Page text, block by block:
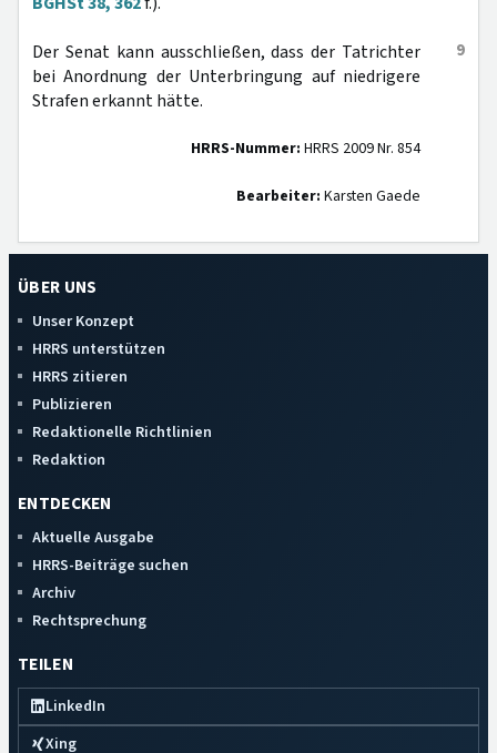
9
Der Senat kann ausschließen, dass der Tatrichter
bei Anordnung der Unterbringung auf niedrigere
Strafen erkannt hätte.
HRRS-Nummer: HRRS 2009 Nr. 854
Bearbeiter: Karsten Gaede
ÜBER UNS
Unser Konzept
HRRS unterstützen
HRRS zitieren
Publizieren
Redaktionelle Richtlinien
Redaktion
ENTDECKEN
Aktuelle Ausgabe
HRRS-Beiträge suchen
Archiv
Rechtsprechung
TEILEN
LinkedIn
Xing